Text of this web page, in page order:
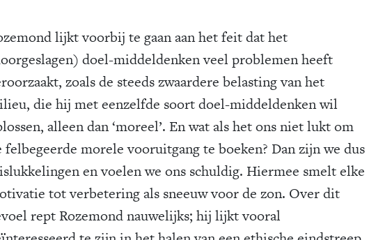
lijkt voorbij te gaan aan het feit dat het
doel-middeldenken veel problemen heeft
zoals de steeds zwaardere belasting van het
die hij met eenzelfde soort doel-middeldenken wil
alleen dan ‘moreel’. En wat als het ons niet lukt om
felbegeerde morele vooruitgang te boeken? Dan zijn we dus
en voelen we ons schuldig. Hiermee smelt elke
tot verbetering als sneeuw voor de zon. Over dit
rept Rozemond nauwelijks; hij lijkt vooral